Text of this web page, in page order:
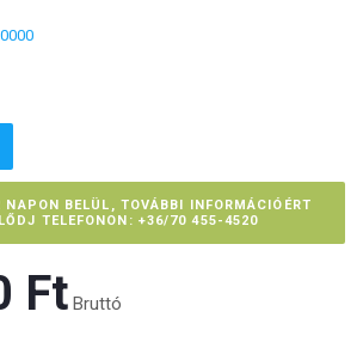
NAPON BELÜL, TOVÁBBI INFORMÁCIÓÉRT
TELEFONON: +36/70 455-4520
Ft‎ Bruttó